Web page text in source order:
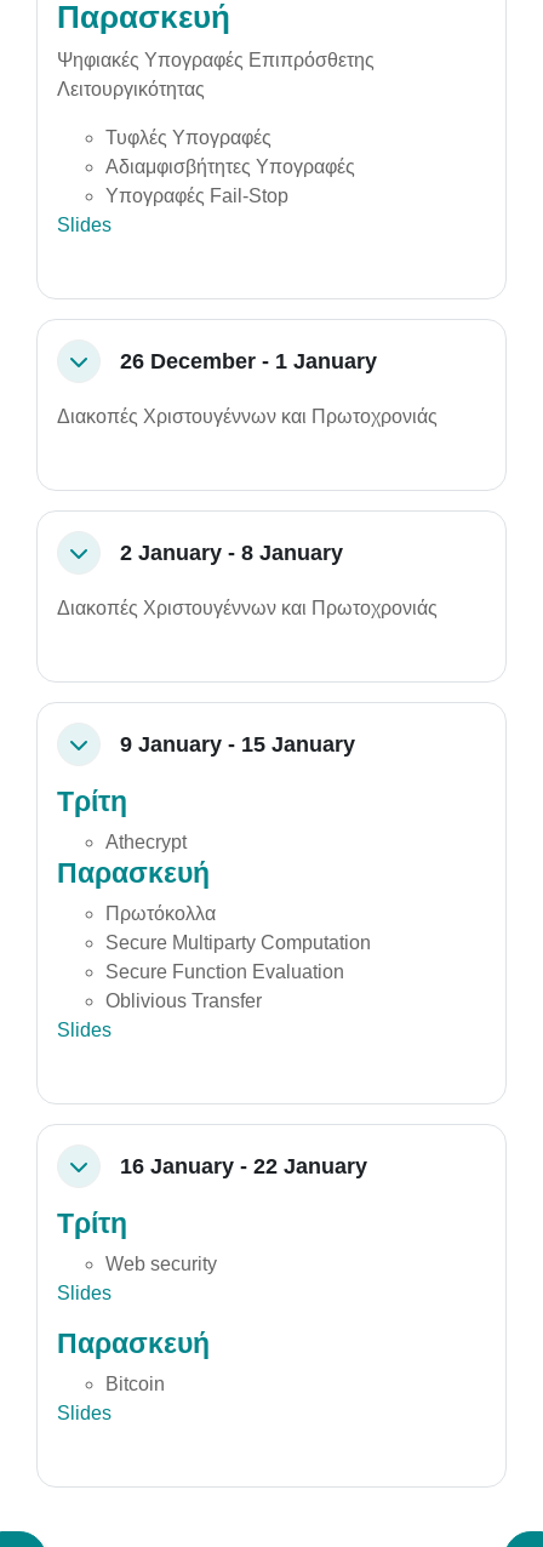
Παρασκευή
Ψηφιακές Υπογραφές Επιπρόσθετης
Λειτουργικότητας
Τυφλές Υπογραφές
Αδιαμφισβήτητες Υπογραφές
Υπογραφές Fail-Stop
Slides
Collapse26 December - 1 January
Διακοπές Χριστουγέννων και Πρωτοχρονιάς
Collapse2 January - 8 January
Διακοπές Χριστουγέννων και Πρωτοχρονιάς
Collapse9 January - 15 January
Τρίτη
Athecrypt
Παρασκευή
Πρωτόκολλα
Secure Multiparty Computation
Secure Function Evaluation
Oblivious Transfer
Slides
Collapse16 January - 22 January
Τρίτη
Web security
Slides
Παρασκευή
Bitcoin
Slides